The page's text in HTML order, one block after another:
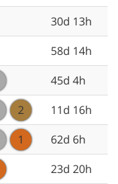
30d 13h
58d 14h
45d 4h
2
11d 16h
1
62d 6h
23d 20h